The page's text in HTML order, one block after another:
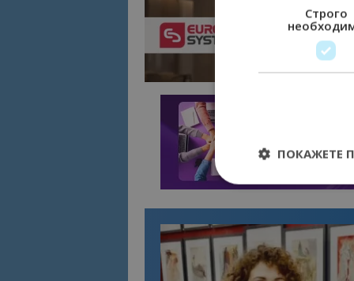
Строго
ПОКАЖЕТЕ
Строго
управление на